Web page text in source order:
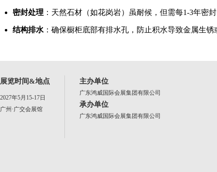
密封处理 ：天然石材（如花岗岩）虽耐候，但需每1-3年
结构排水 ：确保橱柜底部有排水孔，防止积水导致金属生
展览时间&地点
2027年5月15-17日
广州·广交会展馆
主办单位
广东鸿威国际会展集团有限公司
承办单位
广东鸿威国际会展集团有限公司